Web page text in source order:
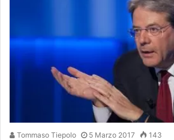
Tommaso Tiepolo 5 Marzo 2017 143